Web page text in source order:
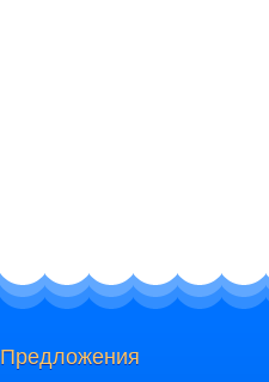
Предложения